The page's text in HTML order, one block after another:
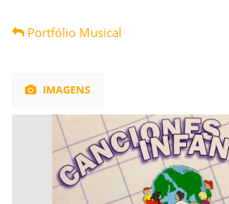
Portfólio Musical
IMAGENS